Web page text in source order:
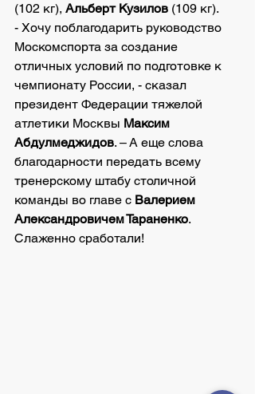
(102 кг), Альберт Кузилов (109 кг).
- Хочу поблагодарить руководство
Москомспорта за создание
отличных условий по подготовке к
чемпионату России, - сказал
президент Федерации тяжелой
атлетики Москвы Максим
Абдулмеджидов. – А еще слова
благодарности передать всему
тренерскому штабу столичной
команды во главе с Валерием
Александровичем Тараненко.
Слаженно сработали!